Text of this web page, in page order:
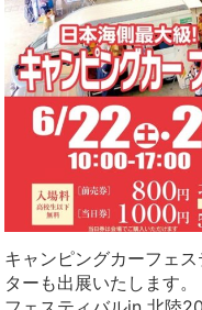
キャンピングカーフェ
ターも出展いたします